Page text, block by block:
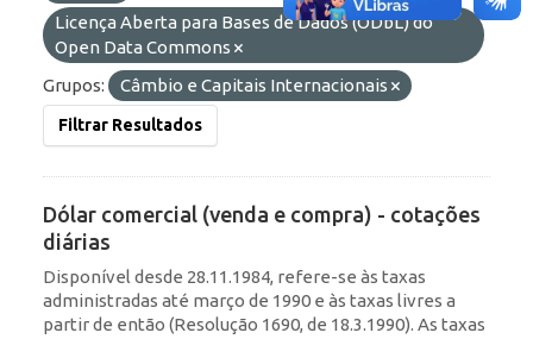
Licença Aberta para Bases de Dados (ODbL) do
Open Data Commons
Grupos:
Câmbio e Capitais Internacionais
Filtrar Resultados
Dólar comercial (venda e compra) - cotações
diárias
Disponível desde 28.11.1984, refere-se às taxas
administradas até março de 1990 e às taxas livres a
partir de então (Resolução 1690, de 18.3.1990). As taxas